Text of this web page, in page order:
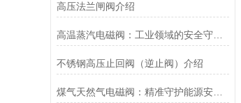
高压法兰闸阀介绍
不锈钢高压止回阀（逆止阀）介绍
煤气天然气电磁阀：精准守护能源安全的“调控卫士”